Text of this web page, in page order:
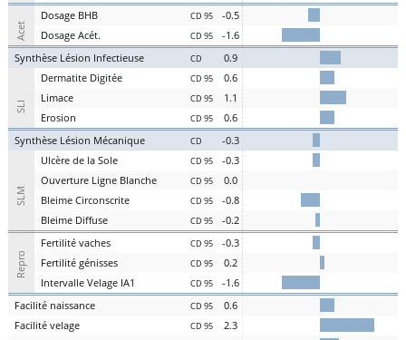
Acet
Dosage BHB CD 95
-0.5
Dosage Acét. CD 95
-1.6
Synthèse Lésion Infectieuse CD 0.9
SLI
Dermatite Digitée CD 95
0.6
Limace CD 95
1.1
Erosion CD 95
0.6
Synthèse Lésion Mécanique CD -0.3
SLM
Ulcère de la Sole CD 95
-0.3
Ouverture Ligne Blanche CD 95
0.0
Bleime Circonscrite CD 95
-0.8
Bleime Diffuse CD 95 -0.2
Repro
Fertilité vaches CD 95
-0.3
Fertilité génisses CD 95
0.2
Intervalle Velage IA1 CD 95
-1.6
Facilité naissance CD 95
0.6
Facilité velage CD 95
2.3